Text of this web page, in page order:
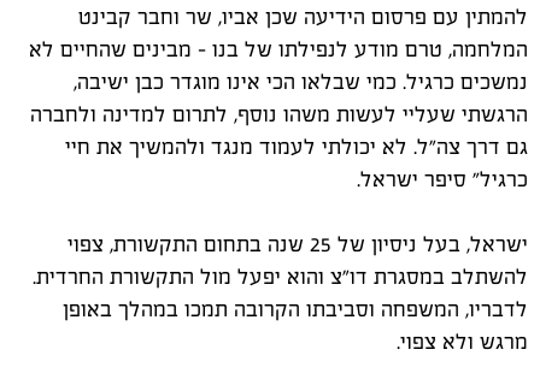
להמתין עם פרסום הידיעה שכן אביו, שר וחבר קבינט
המלחמה, טרם מודע לנפילתו של בנו - מבינים שהחיים לא
נמשכים כרגיל. כמי שבלאו הכי אינו מוגדר כבן ישיבה,
הרגשתי שעליי לעשות משהו נוסף, לתרום למדינה ולחברה
גם דרך צה"ל. לא יכולתי לעמוד מנגד ולהמשיך את חיי
כרגיל" סיפר ישראל.
ישראל, בעל ניסיון של 25 שנה בתחום התקשורת, צפוי
להשתלב במסגרת דו"צ והוא יפעל מול התקשורת החרדית.
לדבריו, המשפחה וסביבתו הקרובה תמכו במהלך באופן
מרגש ולא צפוי.